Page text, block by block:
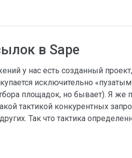
в Sape
у нас есть созданный
исключительно
площадок, но бывает). Я
тактикой конкурентных
Так что тактика